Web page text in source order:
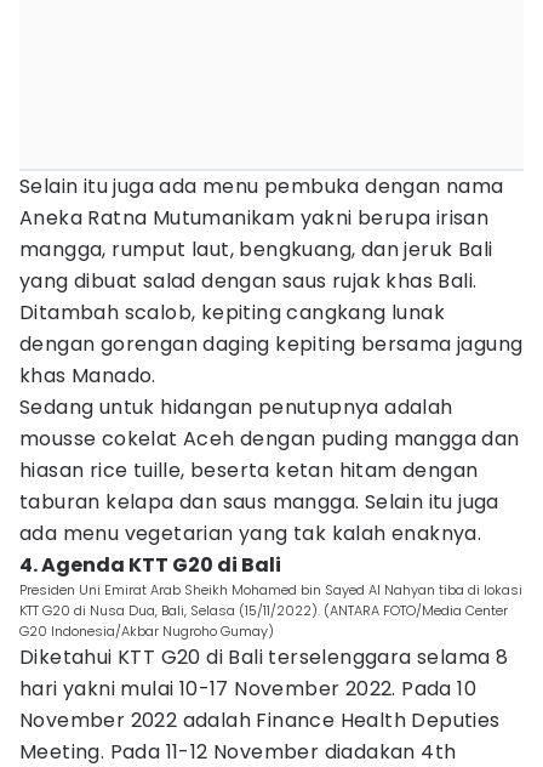
Selain itu juga ada menu pembuka dengan nama
Aneka Ratna Mutumanikam yakni berupa irisan
mangga, rumput laut, bengkuang, dan jeruk Bali
yang dibuat salad dengan saus rujak khas Bali.
Ditambah scalob, kepiting cangkang lunak
dengan gorengan daging kepiting bersama jagung
khas Manado.
Sedang untuk hidangan penutupnya adalah
mousse cokelat Aceh dengan puding mangga dan
hiasan rice tuille, beserta ketan hitam dengan
taburan kelapa dan saus mangga. Selain itu juga
ada menu vegetarian yang tak kalah enaknya.
4. Agenda KTT G20 di Bali
Presiden Uni Emirat Arab Sheikh Mohamed bin Sayed Al Nahyan tiba di lokasi
KTT G20 di Nusa Dua, Bali, Selasa (15/11/2022). (ANTARA FOTO/Media Center
G20 Indonesia/Akbar Nugroho Gumay)
Diketahui KTT G20 di Bali terselenggara selama 8
hari yakni mulai 10-17 November 2022. Pada 10
November 2022 adalah Finance Health Deputies
Meeting. Pada 11-12 November diadakan 4th